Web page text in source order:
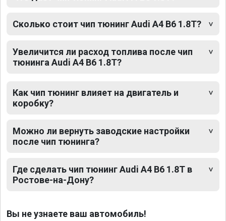
Сколько стоит чип тюнинг Audi A4 B6 1.8T?
Увеличится ли расход топлива после чип
тюнинга Audi A4 B6 1.8T?
Как чип тюнинг влияет на двигатель и
коробку?
Можно ли вернуть заводские настройки
после чип тюнинга?
Где сделать чип тюнинг Audi A4 B6 1.8T в
Ростове-на-Дону?
Вы не узнаете ваш автомобиль!